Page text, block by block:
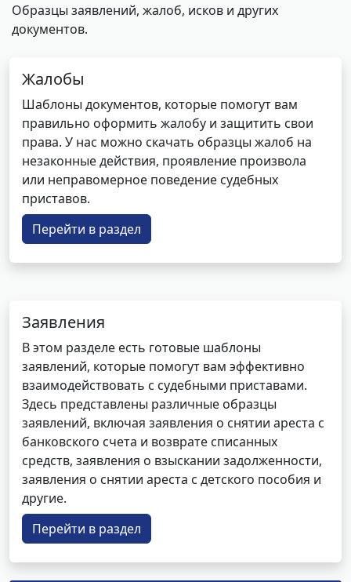
Образцы заявлений, жалоб, исков и других
документов.
Жалобы
Шаблоны документов, которые помогут вам
правильно оформить жалобу и защитить свои
права. У нас можно скачать образцы жалоб на
незаконные действия, проявление произвола
или неправомерное поведение судебных
приставов.
Перейти в раздел
Заявления
В этом разделе есть готовые шаблоны
заявлений, которые помогут вам эффективно
взаимодействовать с судебными приставами.
Здесь представлены различные образцы
заявлений, включая заявления о снятии ареста с
банковского счета и возврате списанных
средств, заявления о взыскании задолженности,
заявления о снятии ареста с детского пособия и
другие.
Перейти в раздел